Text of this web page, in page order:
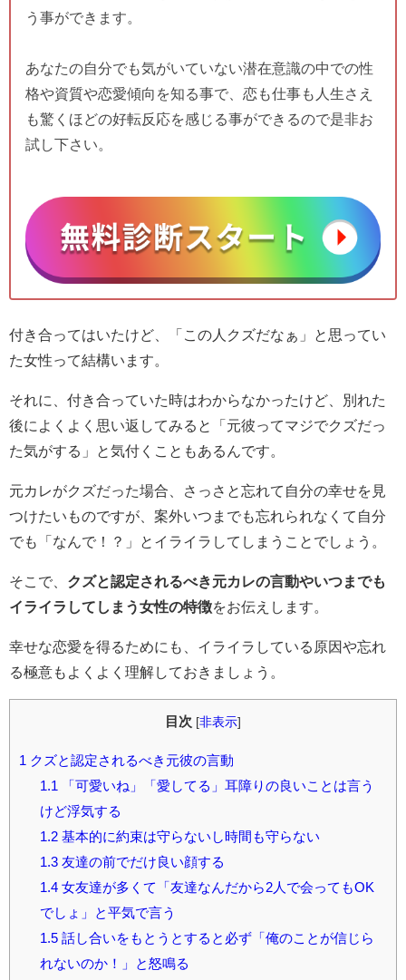
う事ができます。
あなたの自分でも気がいていない潜在意識の中での性
格や資質や恋愛傾向を知る事で、恋も仕事も人生さえ
も驚くほどの好転反応を感じる事ができるので是非お
試し下さい。
付き合ってはいたけど、「この人クズだなぁ」と思ってい
た女性って結構います。
それに、付き合っていた時はわからなかったけど、別れた
後によくよく思い返してみると「元彼ってマジでクズだっ
た気がする」と気付くこともあるんです。
元カレがクズだった場合、さっさと忘れて自分の幸せを見
つけたいものですが、案外いつまでも忘れられなくて自分
でも「なんで！？」とイライラしてしまうことでしょう。
そこで、 クズと認定されるべき元カレの言動やいつまでも
イライラしてしまう女性の特徴をお伝えします。
幸せな恋愛を得るためにも、イライラしている原因や忘れ
る極意もよくよく理解しておきましょう。
目次 [非表示]
1 クズと認定されるべき元彼の言動
1.1
「可愛いね」「愛してる」耳障りの良いことは言う
けど浮気する
1.2基本的に約束は守らないし時間も守らない
1.3友達の前でだけ良い顔する
1.4女友達が多くて「友達なんだから2人で会ってもOK
でしょ」と平気で言う
1.5話し合いをもとうとすると必ず「俺のことが信じら
れないのか！」と怒鳴る